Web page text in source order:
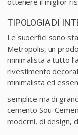
ottenere il miglior
TIPOLOGIA DI
Le superfici sono
Metropolis, un
minimalista a tutto
rivestimento
minimalista ed
semplice ma di
cemento Soul
moderni, di design,